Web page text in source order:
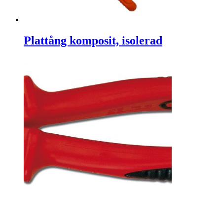
Plattång komposit, isolerad